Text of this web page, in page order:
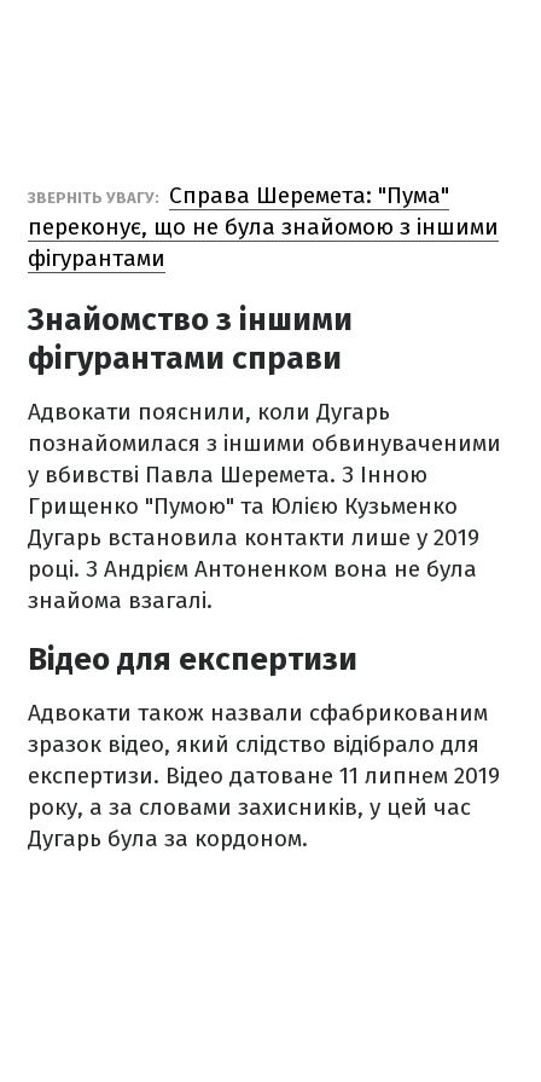
ЗВЕРНІТЬ УВАГУ:
Справа Шеремета: "Пума"
переконує, що не була знайомою з іншими
фігурантами
Знайомство з іншими
фігурантами справи
Адвокати пояснили, коли Дугарь
познайомилася з іншими обвинуваченими
у вбивстві Павла Шеремета. З Інною
Грищенко "Пумою" та Юлією Кузьменко
Дугарь встановила контакти лише у 2019
році. З Андрієм Антоненком вона не була
знайома взагалі.
Відео для експертизи
Адвокати також назвали сфабрикованим
зразок відео, який слідство відібрало для
експертизи. Відео датоване 11 липнем 2019
року, а за словами захисників, у цей час
Дугарь була за кордоном.